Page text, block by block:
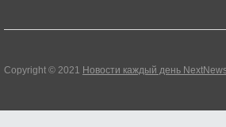
Copyright © 2021 Новости каждый день